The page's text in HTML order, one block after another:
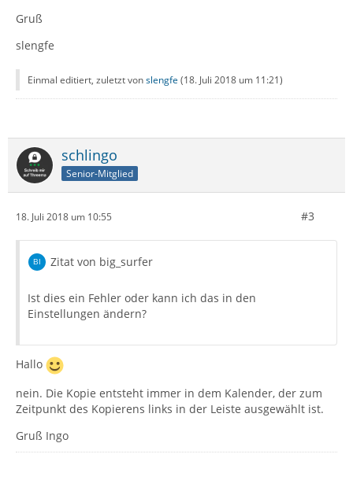
Gruß
slengfe
Einmal editiert, zuletzt vonslengfe (18. Juli 2018 um 11:21)
schlingo
Senior-Mitglied
18. Juli 2018 um 10:55 #3
Zitat von big_surfer
Ist dies ein Fehler oder kann ich das in den
Einstellungen ändern?
Hallo
nein. Die Kopie entsteht immer in dem Kalender, der zum
Zeitpunkt des Kopierens links in der Leiste ausgewählt ist.
Gruß Ingo